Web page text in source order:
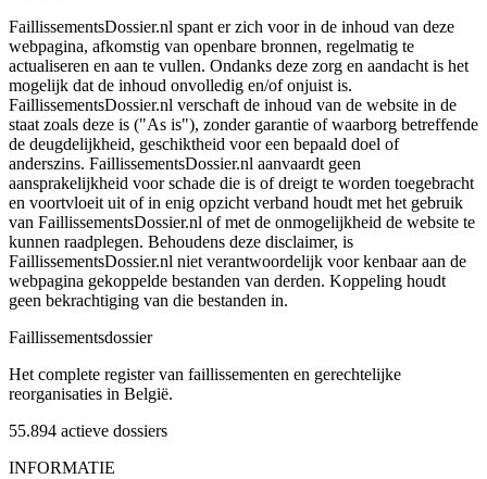
FaillissementsDossier.nl spant er zich voor in de inhoud van deze
webpagina, afkomstig van openbare bronnen, regelmatig te
actualiseren en aan te vullen. Ondanks deze zorg en aandacht is het
mogelijk dat de inhoud onvolledig en/of onjuist is.
FaillissementsDossier.nl verschaft de inhoud van de website in de
staat zoals deze is ("As is"), zonder garantie of waarborg betreffende
de deugdelijkheid, geschiktheid voor een bepaald doel of
anderszins. FaillissementsDossier.nl aanvaardt geen
aansprakelijkheid voor schade die is of dreigt te worden toegebracht
en voortvloeit uit of in enig opzicht verband houdt met het gebruik
van FaillissementsDossier.nl of met de onmogelijkheid de website te
kunnen raadplegen. Behoudens deze disclaimer, is
FaillissementsDossier.nl niet verantwoordelijk voor kenbaar aan de
webpagina gekoppelde bestanden van derden. Koppeling houdt
geen bekrachtiging van die bestanden in.
Faillissementsdossier
Het complete register van faillissementen en gerechtelijke
reorganisaties in België.
55.894 actieve dossiers
INFORMATIE